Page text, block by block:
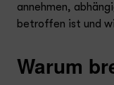
annehmen,
betroffen ist und
Warum